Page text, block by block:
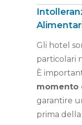
Gli hotel
particolari
È
momento
garantire
prima